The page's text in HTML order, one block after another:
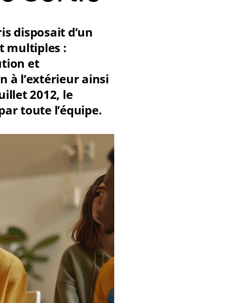
disposait d’un
multiples :
et
à l’extérieur ainsi
2012, le
toute l’équipe.